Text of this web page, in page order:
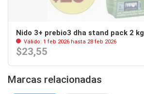
Nido 3+ prebio3 dha stand pack 2 kg
Válido: 1 feb 2026 hasta 28 feb 2026
$23,55
Marcas relacionadas